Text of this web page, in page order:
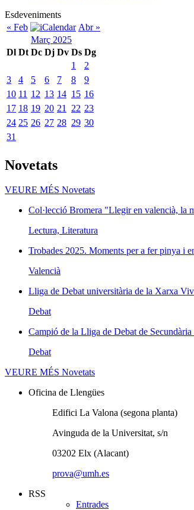
Esdeveniments
« Feb
Abr »
Març 2025
Dl Dt Dc Dj Dv Ds Dg
1
2
3
4 5 6 7 8
9
10 11 12 13 14 15 16
17 18 19 20 21 22 23
24 25 26 27 28 29 30
31
Novetats
VEURE MÉS Novetats
Col·lecció Bromera "Llegir en valencià, la
Lectura, Literatura
Trobades 2025. Moments per a fer pinya i
Valencià
Lliga de Debat universitària de la Xarxa
Debat
Campió de la Lliga de Debat de
Debat
VEURE MÉS Novetats
Oficina de Llengües
Edifici La Valona (segona planta)
Avinguda de la Universitat, s/n
03202 Elx (Alacant)
prova@umh.es
RSS
Entrades